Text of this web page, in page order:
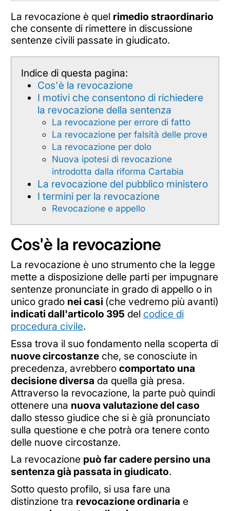
La revocazione è quel rimedio straordinario
che consente di rimettere in discussione
sentenze civili passate in giudicato.
Indice di questa pagina:
Cos'è la revocazione
I motivi che consentono di richiedere
la revocazione della sentenza
La revocazione per errore di fatto
La revocazione per falsità delle prove
La revocazione per dolo
Nuova ipotesi di revocazione
introdotta dalla riforma Cartabia
La revocazione del pubblico ministero
I termini per la revocazione
Revocazione e appello
Cos'è la revocazione
La revocazione è uno strumento che la legge
mette a disposizione delle parti per impugnare
sentenze pronunciate in grado di appello o in
unico grado nei casi (che vedremo più avanti)
indicati dall'articolo 395 del codice di
procedura civile.
Essa trova il suo fondamento nella scoperta di
nuove circostanzeche, se conosciute in
precedenza, avrebbero comportato una
decisione diversa da quella già presa.
Attraverso la revocazione, la parte può quindi
ottenere una nuova valutazione del caso
dallo stesso giudice che si è già pronunciato
sulla questione e che potrà ora tenere conto
delle nuove circostanze.
La revocazione può far cadere persino una
sentenza già passata in giudicato.
Sotto questo profilo, si usa fare una
distinzione tra revocazione ordinaria e